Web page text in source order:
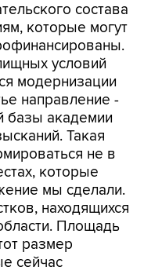
состава
которые могут
условий
модернизации
направление -
базы академии
Такая
не в
которые
мы сделали.
находящихся
Площадь
размер
сейчас